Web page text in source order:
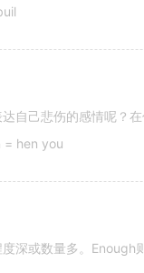
自己悲伤的感情呢？
= hen you
深或数量多。Enough